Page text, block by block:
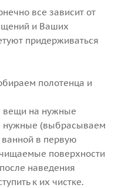
все зависит от
и Ваших
придерживаться
полотенца и
вещи на нужные
нужные (выбрасываем
в первую
поверхности
наведения
к их чистке.